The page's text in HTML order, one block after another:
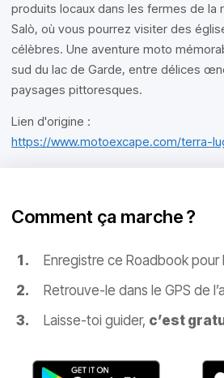
produits locaux dans les fermes de la
Salò, où vous pourrez visiter des
célèbres. Une aventure moto
sud du lac de Garde, entre délices
paysages pittoresques.
Lien d'origine :
https://www.motoexcape.com/terra-
Comment ça marche ?
Enregistre ce Roadbook pour
Retrouve-le dans le GPS de
Laisse-toi guider, c’est